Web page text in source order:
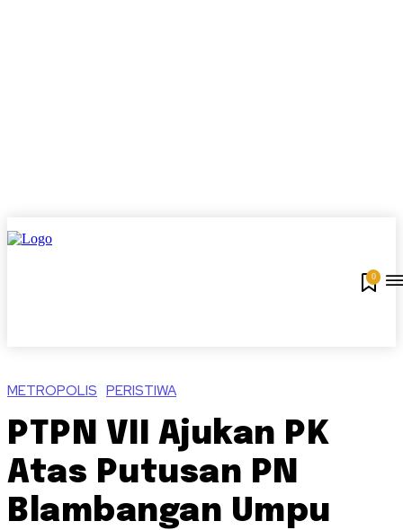
0
METROPOLIS PERISTIWA
PTPN VII Ajukan PK
Atas Putusan PN
Blambangan Umpu